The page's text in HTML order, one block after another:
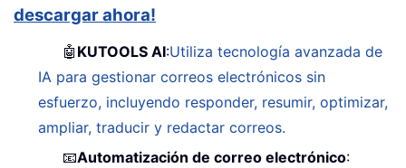
descargar ahora!
🤖 KUTOOLS AI:Utiliza tecnología avanzada de
IA para gestionar correos electrónicos sin
esfuerzo, incluyendo responder, resumir, optimizar,
ampliar, traducir y redactar correos.
📧Automatización de correo electrónico: